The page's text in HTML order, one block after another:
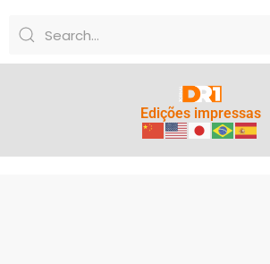
Edições impressas